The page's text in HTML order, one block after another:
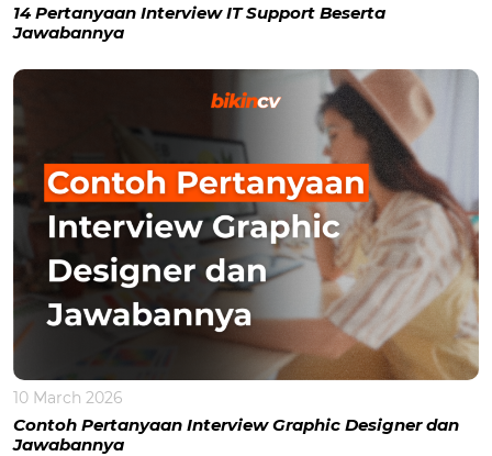
14 Pertanyaan Interview IT Support Beserta
Jawabannya
10 March 2026
Contoh Pertanyaan Interview Graphic Designer dan
Jawabannya